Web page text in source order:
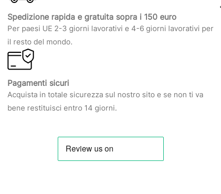
Spedizione rapida e gratuita sopra i 150 euro
Per paesi UE 2-3 giorni lavorativi e 4-6 giorni lavorativi per
il resto del mondo.
Pagamenti sicuri
Acquista in totale sicurezza sul nostro sito e se non ti va
bene restituisci entro 14 giorni.